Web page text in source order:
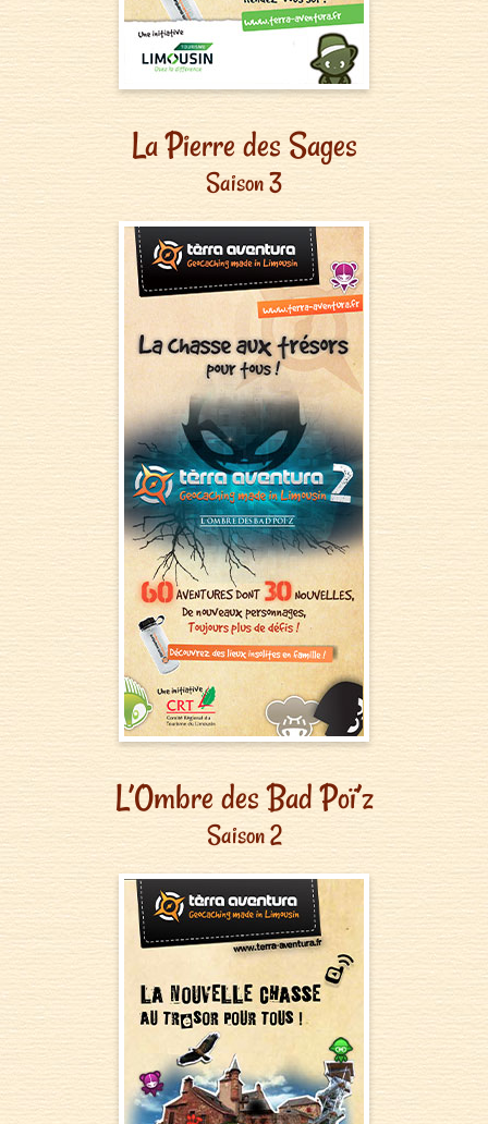
La Pierre des Sages
Saison 3
L’Ombre des Bad Poï’z
Saison 2